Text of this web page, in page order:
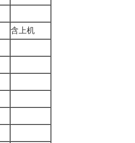
含上机